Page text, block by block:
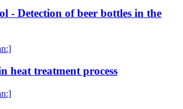
- Detection of beer bottles in the
heat treatment process